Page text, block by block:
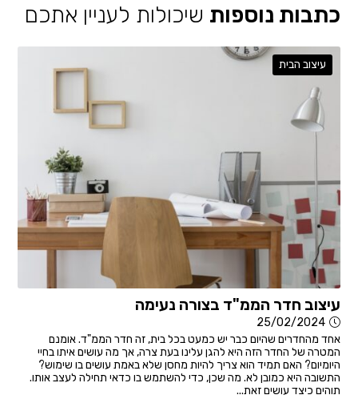
כתבות נוספות שיכולות לעניין אתכם
עיצוב הבית
עיצוב חדר הממ"ד בצורה נעימה
25/02/2024
אחד מהחדרים שהיום כבר יש כמעט בכל בית, זה חדר הממ"ד. אומנם
המטרה של החדר הזה היא להגן עלינו בעת צרה, אך מה עושים איתו בחיי
היומיום? האם תמיד הוא צריך להיות מחסן שלא באמת עושים בו שימוש?
התשובה היא כמובן לא. מה שכן, כדי להשתמש בו כדאי תחילה לעצב אותו.
תוהים כיצד עושים זאת...